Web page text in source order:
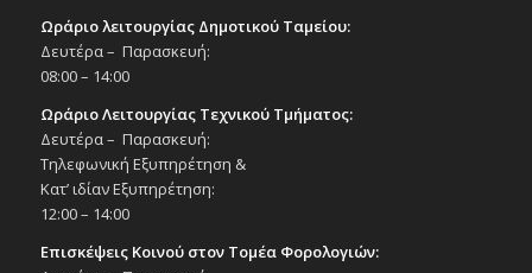
Ωράριο λειτουργίας Δημοτικού Ταμείου:
Δευτέρα – Παρασκευή:
08:00 – 14:00
Ωράριο Λειτουργίας Τεχνικού Τμήματος:
Δευτέρα – Παρασκευή:
Τηλεφωνική Εξυπηρέτηση &
Κατ’ ιδίαν Εξυπηρέτηση:
12:00 – 14:00
Επισκέψεις Κοινού στον Τομέα Φορολογιών: